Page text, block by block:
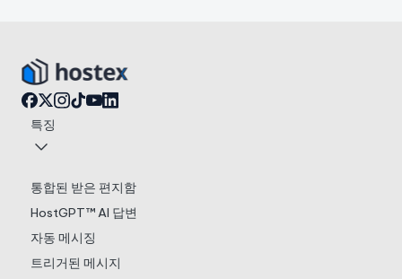
특징
통합된 받은 편지함
HostGPT™ AI 답변
자동 메시징
트리거된 메시지